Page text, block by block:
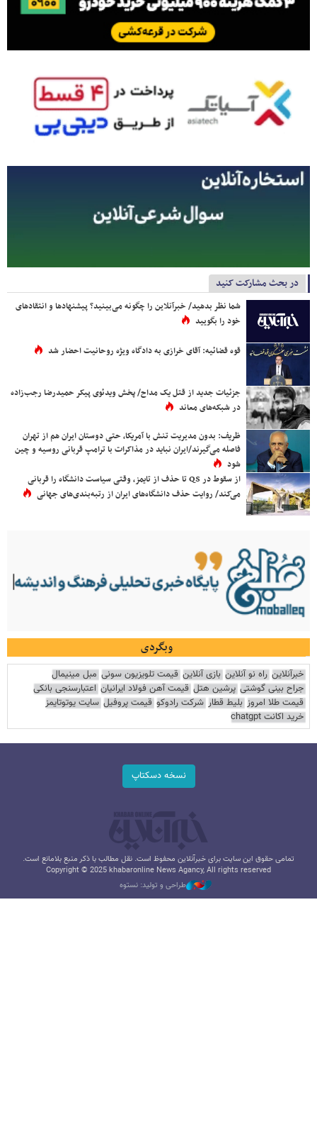
در بحث مشارکت کنید
شما نظر بدهید/ خبرآنلاین را چگونه می‌بینید؟ پیشنهادها و انتقادهای
خود را بگویید
قوه قضائیه: آقای خرازی به دادگاه ویژه روحانیت احضار شد
جزئیات جدید از قتل یک مداح/ پخش ویدئوی پیکر حمیدرضا رجب‌زاده
در شبکه‌های معاند
ظریف: بدون مدیریت تنش با آمریکا، حتی دوستان ایران هم از تهران
فاصله می‌گیرند/ایران نباید در مذاکرات با ترامپ قربانی روسیه و چین
شود
از سقوط در QS تا حذف از تایمز، وقتی سیاست دانشگاه را قربانی
می‌کند/ روایت حذف دانشگاه‌های ایران از رتبه‌بندی‌های جهانی
وبگردی
خبرآنلاین راه نو آنلاین بازی آنلاین قیمت تلویزیون سونی مبل مینیمال
جراح بینی گوشتی پرشین هتل قیمت آهن فولاد ایرانیان اعتبارسنجی بانکی
قیمت طلا امروز بلیط قطار شرکت رادوکو قیمت پروفیل سایت یوتوتایمز
خرید اکانت chatgpt
نسخه دسکتاپ
تمامی حقوق این سایت برای خبرآنلاین محفوظ است. نقل مطالب با ذکر منبع بلامانع است.
Copyright © 2025 khabaronline News Agancy, All rights reserved
طراحی و تولید: نستوه